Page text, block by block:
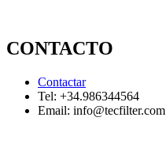
CONTACTO
Contactar
Tel: +34.986344564
Email: info@tecfilter.com